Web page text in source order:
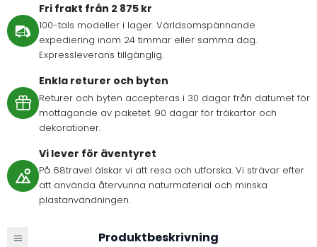
Fri frakt från 2 875 kr
100-tals modeller i lager. Världsomspännande
expediering inom 24 timmar eller samma dag.
Expressleverans tillgänglig.
Enkla returer och byten
Returer och byten accepteras i 30 dagar från datumet för
mottagande av paketet. 90 dagar för träkartor och
dekorationer.
Vi lever för äventyret
På 68travel älskar vi att resa och utforska. Vi strävar efter
att använda återvunna naturmaterial och minska
plastanvändningen.
Produktbeskrivning